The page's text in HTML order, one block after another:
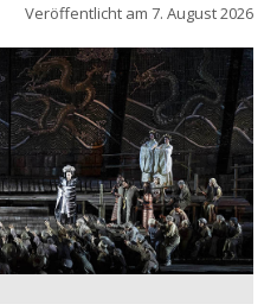
Veröffentlicht am 7. August 2026
- Ennevi für Fondazione